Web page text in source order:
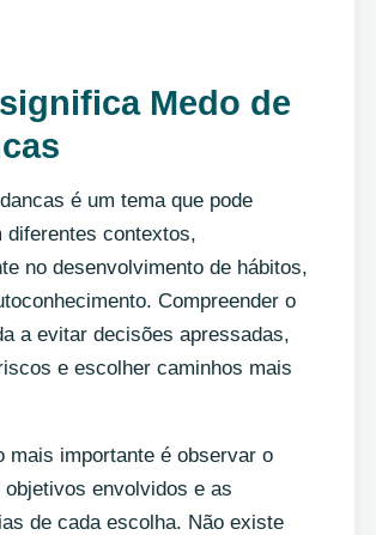
Medo de
é um tema que pode
diferentes contextos,
no desenvolvimento de hábitos,
Compreender o
a evitar decisões apressadas,
e escolher caminhos mais
mais importante é observar o
envolvidos e as
de cada escolha. Não existe